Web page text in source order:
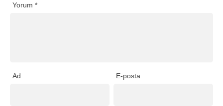
Yorum *
Ad E-posta